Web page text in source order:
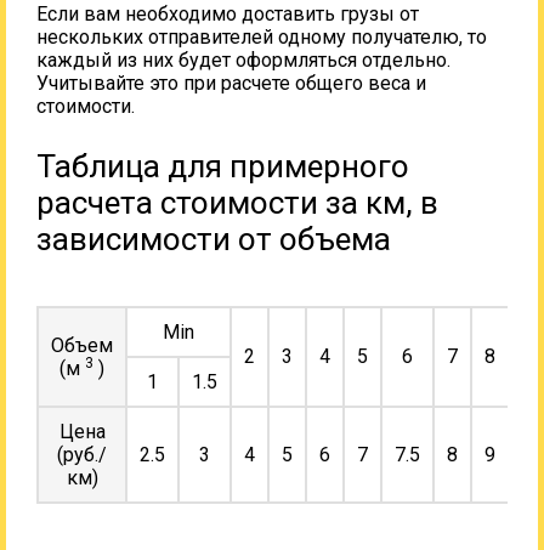
Если вам необходимо доставить грузы от
нескольких отправителей одному получателю, то
каждый из них будет оформляться отдельно.
Учитывайте это при расчете общего веса и
стоимости.
Таблица для примерного
расчета стоимости за км, в
зависимости от объема
Объем
(м 3 )
Min
2
3 4 5 6 7 8
1
1.5
Цена
(руб./
км)
2.5 3 4 5 6 7 7.5 8 9